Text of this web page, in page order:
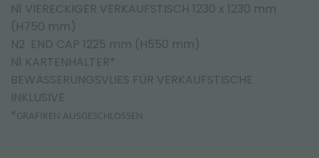
N1 VIERECKIGER VERKAUFSTISCH 1230 x 1230 mm
(H750 mm)
N2 END CAP 1225 mm (H550 mm)
N1 KARTENHALTER*
BEWÄSSERUNGSVLIES FÜR VERKAUFSTISCHE
INKLUSIVE
GRAFIKEN AUSGESCHLOSSEN